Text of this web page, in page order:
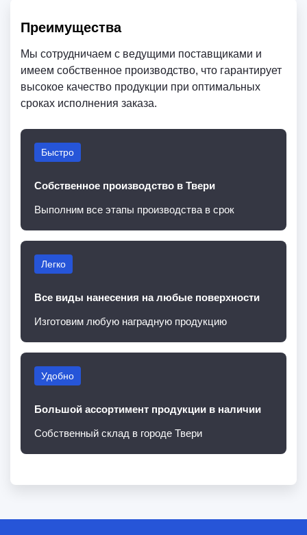
Преимущества
Мы сотрудничаем с ведущими поставщиками и
имеем собственное производство, что гарантирует
высокое качество продукции при оптимальных
сроках исполнения заказа.
Быстро
Собственное производство в Твери
Выполним все этапы производства в срок
Легко
Все виды нанесения на любые поверхности
Изготовим любую наградную продукцию
Удобно
Большой ассортимент продукции в наличии
Собственный склад в городе Твери